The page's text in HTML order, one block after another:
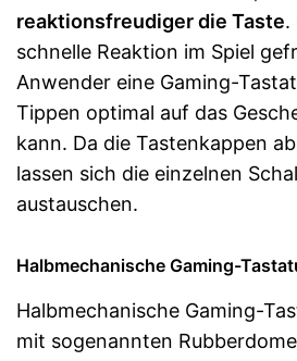
reaktionsfreudiger die Taste.
schnelle Reaktion im Spiel
Anwender eine Gaming-
Tippen optimal auf das
kann. Da die Tastenkappen
lassen sich die einzelnen
austauschen.
Halbmechanische Gaming-
Halbmechanische Gaming-
mit sogenannten